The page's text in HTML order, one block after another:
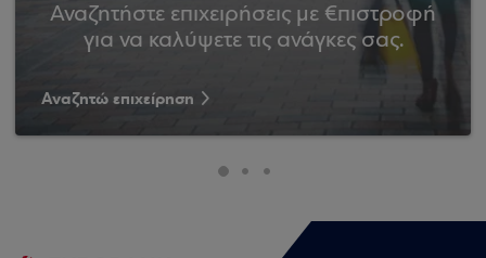
Αναζητήστε επιχειρήσεις με €πιστροφή
για να καλύψετε τις ανάγκες σας.
Αναζητώ επιχείρηση